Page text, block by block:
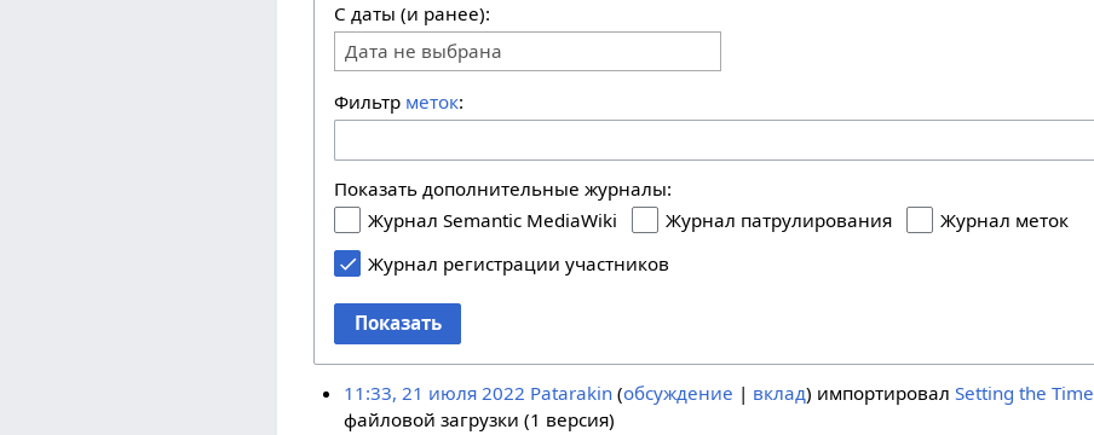
С даты (и ранее):
Дата не выбрана
Фильтр меток:
Показать дополнительные журналы:
Журнал Semantic MediaWiki
Журнал патрулирования
Журнал меток
Журнал регистрации участников
Показать
11:33, 21 июля 2022 Patarakin обсуждение вклад импортировал Setting the Time
файловой загрузки (1 версия)